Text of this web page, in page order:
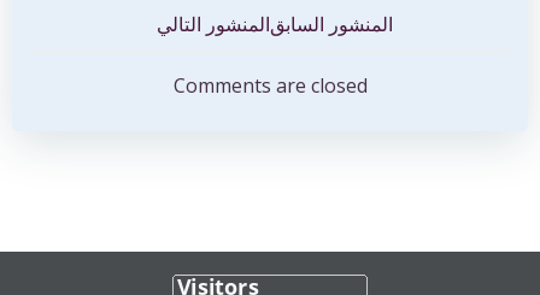
المقالات
المنشور السابقتصفّح
المقالات
المنشور التالي
Comments are closed